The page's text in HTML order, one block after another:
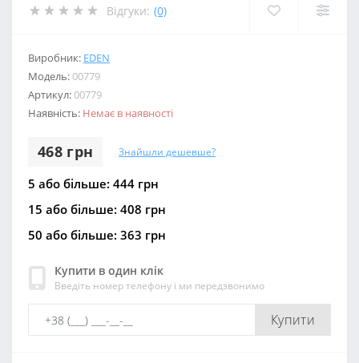
Відгуки: (0)
Виробник: EDEN
Модель:00779
Артикул:00779
Наявність: Немає в наявності
468 грн Знайшли дешевше?
5 або більше: 444 грн
15 або більше: 408 грн
50 або більше: 363 грн
Купити в один клік
Введіть номер телефону і ми передзвонимо
Купити